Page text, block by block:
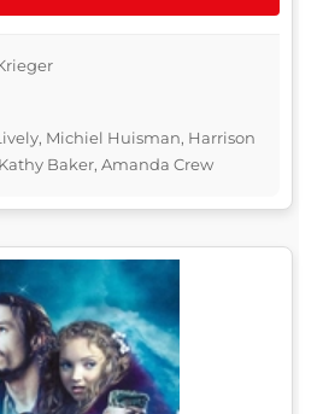
Michiel Huisman, Harrison
Baker, Amanda Crew